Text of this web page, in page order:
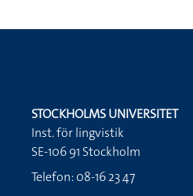
STOCKHOLMS UNIVERSITET
Inst. för lingvistik
SE-106 91 Stockholm
Telefon: 08-16 23 47